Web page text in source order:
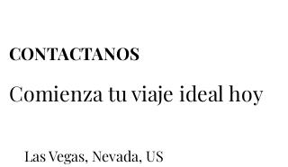
CONTACTANOS
Comienza tu viaje ideal hoy
Las Vegas, Nevada, US